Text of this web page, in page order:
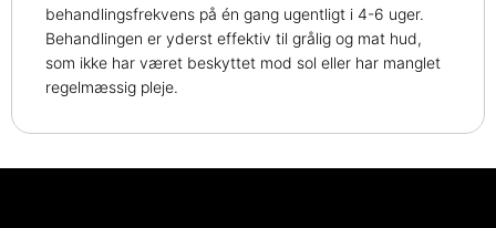
behandlingsfrekvens på én gang ugentligt i 4-6 uger.
Behandlingen er yderst effektiv til grålig og mat hud,
som ikke har været beskyttet mod sol eller har manglet
regelmæssig pleje.